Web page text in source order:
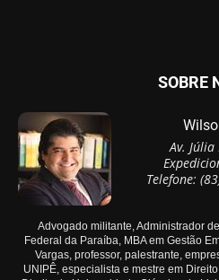
SOBRE
Av.
Telefone:
Advogado militante, Administrador
Federal da Paraíba, MBA em Gestão
Vargas, professor, palestrante,
UNIPÊ, especialista e mestre em